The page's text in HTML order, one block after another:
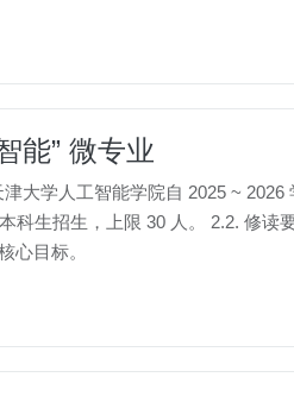
能” 微专业
津大学人工智能学院自 2025 ~
科生招生，上限 30 人。 2.2. 修读
心目标。